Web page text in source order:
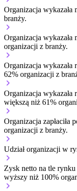
Organizacja wykazała
branży.
Organizacja wykazała
organizacji z branży.
Organizacja
62% organizacji z
Organizacja wykazała
większą niż 61%
Organizacja
organizacji z branży.
Udział organizacji w
Zysk netto na tle rynku
wyższy niż 100%